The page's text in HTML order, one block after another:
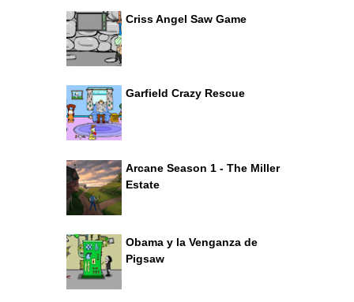
Criss Angel Saw Game
Garfield Crazy Rescue
Arcane Season 1 - The Miller
Estate
Obama y la Venganza de
Pigsaw